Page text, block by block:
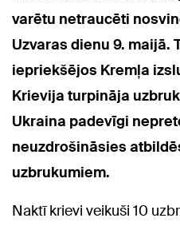
varētu netraucēti
Uzvaras dienu 9. maijā.
iepriekšējos Kremļa
Krievija turpināja
Ukraina padevīgi
neuzdrošināsies
uzbrukumiem.
Naktī krievi veikuši 10